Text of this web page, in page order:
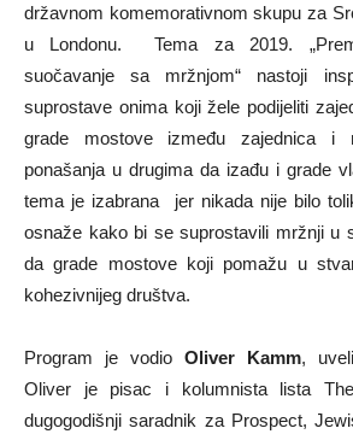
državnom komemorativnom skupu za
u Londonu. Tema za 2019.
suočavanje sa mržnjom“ nastoji
suprostave onima koji žele podijeliti
grade mostove između zajednica i
ponašanja u drugima da izađu i grade
tema je izabrana jer nikada nije bilo
osnaže kako bi se suprostavili mržnji u
da grade mostove koji pomažu u
kohezivnijeg društva.
Program je vodio Oliver Kamm,
Oliver je pisac i kolumnista lista
dugogodišnji saradnik za Prospect,